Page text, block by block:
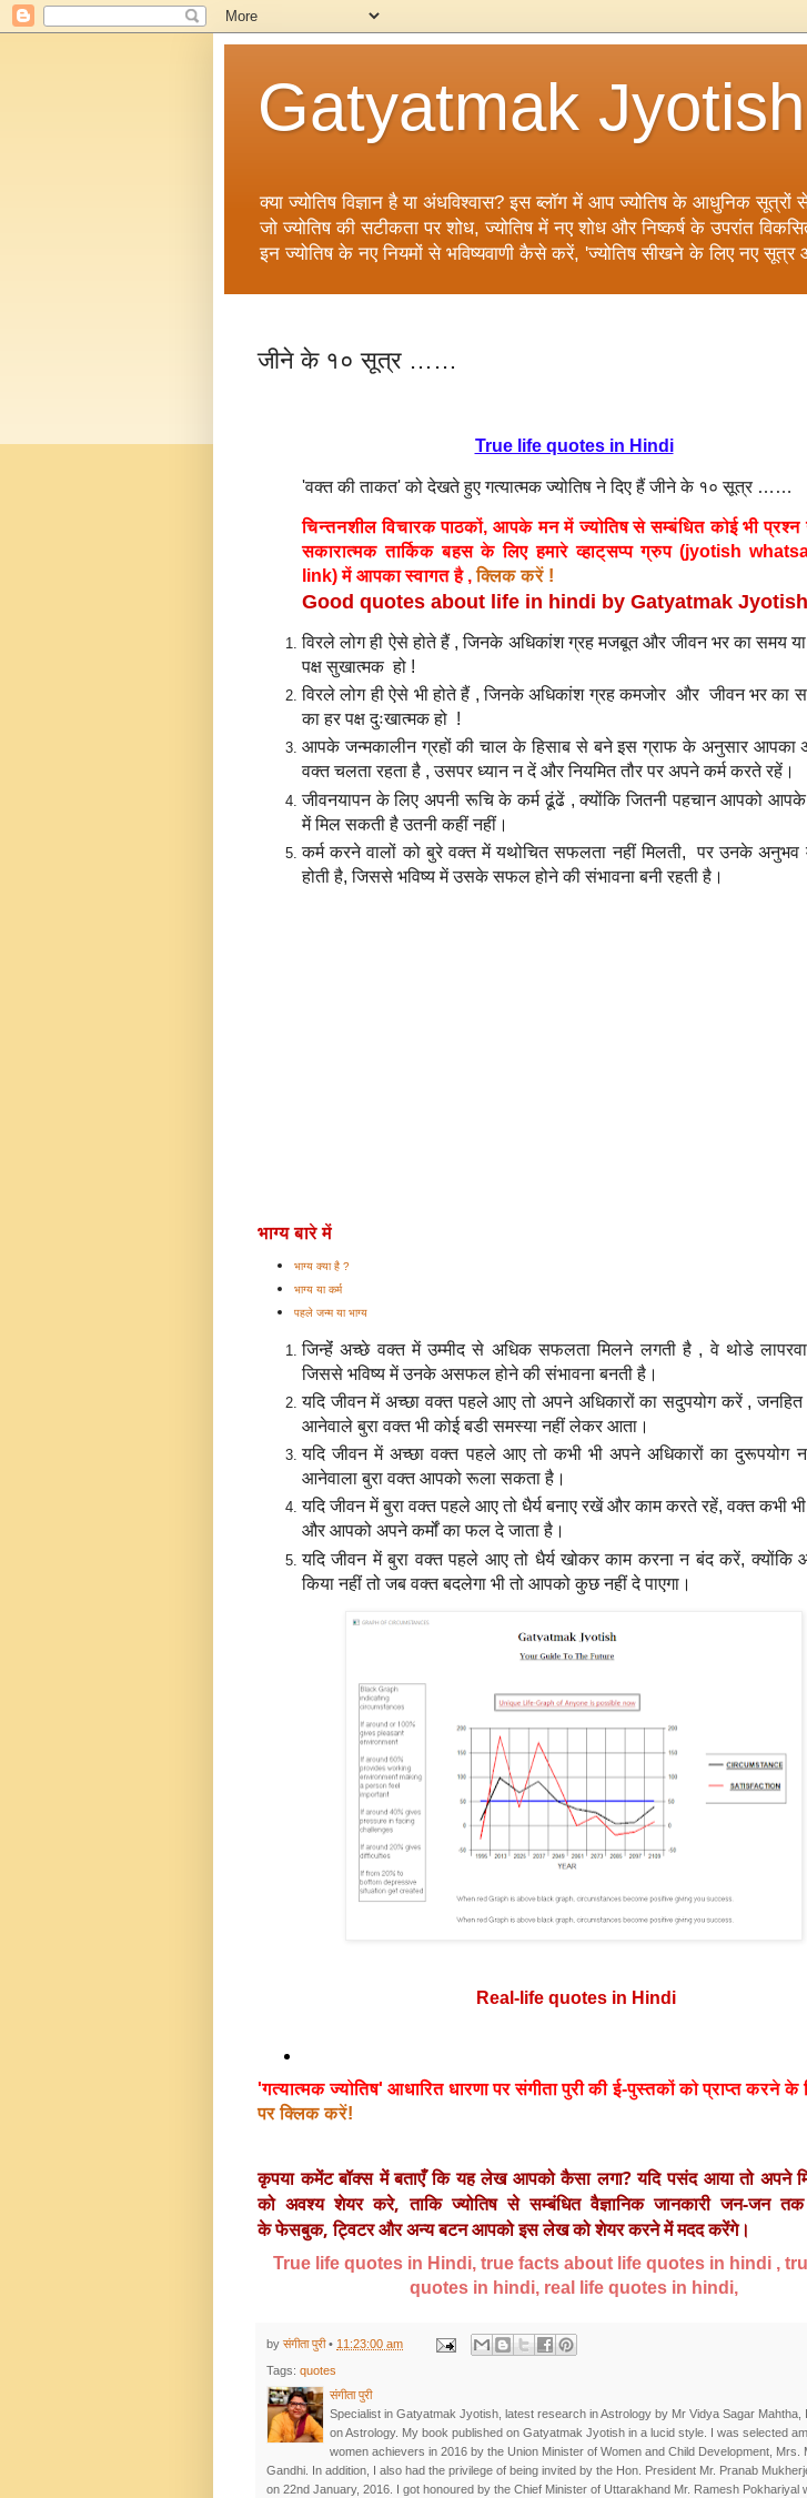
Gatyatmak Jyotish
क्या ज्योतिष विज्ञान है या अंधविश्वास? इस ब्लॉग में आप ज्योतिष के आधुनिक सूत्रों
जो ज्योतिष की सटीकता पर शोध, ज्योतिष में नए शोध और निष्कर्ष के उपरांत
इन ज्योतिष के नए नियमों से भविष्यवाणी कैसे करें, 'ज्योतिष सीखने के लिए नए सूत्र
जीने के १० सूत्र ……
True life quotes in Hindi
'वक्‍त की ताकत' को देखते हुए गत्यात्मक ज्योतिष ने दिए हैं जीने के १० सूत्र ……
चिन्तनशील विचारक पाठकों, आपके मन में ज्योतिष से सम्बंधित कोई भी प्रश्न
सकारात्मक तार्किक बहस के लिए हमारे व्हाट्सप्प ग्रुप (jyotish
link) में आपका स्वागत है ,क्लिक करें !
Good quotes about life in hindi by Gatyatmak Jyotish
विरले लोग ही ऐसे होते हैं , जिनके अधिकांश ग्रह मजबूत और जीवन भर का समय
पक्ष सुखात्मक हो !
विरले लोग ही ऐसे भी होते हैं , जिनके अधिकांश ग्रह कमजोर और जीवन भर का
का हर पक्ष दुःखात्मक हो !
आपके जन्‍मकालीन ग्रहों की चाल के हिसाब से बने इस ग्राफ के अनुसार आपका
वक्‍त चलता रहता है , उसपर ध्‍यान न दें और नियमित तौर पर अपने कर्म करते रहें।
जीवनयापन के लिए अपनी रूचि के कर्म ढूंढें , क्‍योंकि जितनी पहचान आपको
में मिल सकती है उतनी कहीं नहीं।
कर्म करने वालों को बुरे वक्‍त में यथोचित सफलता नहीं मिलती, पर उनके अनुभव में
होती है, जिससे भविष्‍य में उसके सफल होने की संभावना बनी रहती है।
भाग्य बारे में
भाग्य क्या है ?
भाग्य या कर्म
पहले जन्म या भाग्य
जिन्‍हेंं अच्‍छे वक्‍त में उम्‍मीद से अधिक सफलता मिलने लगती है , वे थोडे
जिससे भविष्‍य में उनके असफल होने की संभावना बनती है।
यदि जीवन में अच्‍छा वक्‍त पहले आए तो अपने अधिकारों का सदुपयोग करें , जनहित
आनेवाले बुरा वक्‍त भी कोई बडी समस्‍या नहीं लेकर आता।
यदि जीवन में अच्‍छा वक्‍त पहले आए तो कभी भी अपने अधिकारों का दुरूपयोग
आनेवाला बुरा वक्‍त आपको रूला सकता है।
यदि जीवन में बुरा वक्‍त पहले आए तो धैर्य बनाए रखें और काम करते रहें, वक्‍त कभी
और आपको अपने कर्मों का फल दे जाता है।
यदि जीवन में बुरा वक्‍त पहले आए तो धैर्य खोकर काम करना न बंद करें,
किया नहीं तो जब वक्‍त बदलेगा भी तो आपको कुछ नहीं दे पाएगा।
Real-life quotes in Hindi
'गत्यात्मक ज्योतिष' आधारित धारणा पर संगीता पुरी की ई-पुस्तकों को प्राप्त करने के
पर क्लिक करें!
कृपया कमेंट बॉक्स में बताएँ कि यह लेख आपको कैसा लगा? यदि पसंद आया तो अपने
को अवश्य शेयर करे, ताकि ज्योतिष से सम्बंधित वैज्ञानिक जानकारी जन-जन
के फेसबुक, ट्विटर और अन्य बटन आपको इस लेख को शेयर करने में मदद करेंगे।
True life quotes in Hindi, true facts about life quotes in hindi ,
quotes in hindi, real life quotes in hindi,
by संगीता पुरी• 11:23:00 am
Tags: quotes
संगीता पुरी
Specialist in Gatyatmak Jyotish, latest research in Astrology by Mr Vidya Sagar Mahtha,
on Astrology. My book published on Gatyatmak Jyotish in a lucid style. I was selected
women achievers in 2016 by the Union Minister of Women and Child Development, Mrs.
Gandhi. In addition, I also had the privilege of being invited by the Hon. President Mr. Pranab
on 22nd January, 2016. I got honoured by the Chief Minister of Uttarakhand Mr. Ramesh Pokhariyal